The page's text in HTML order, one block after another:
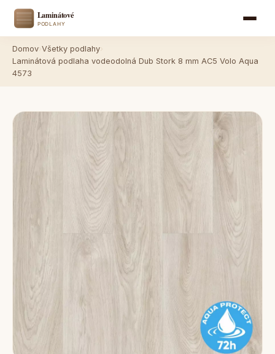
Domov Všetky podlahy
Laminátová podlaha vodeodolná Dub Stork 8 mm AC5 Volo Aqua
4573